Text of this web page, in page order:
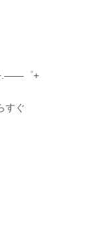
゜+
すぐ